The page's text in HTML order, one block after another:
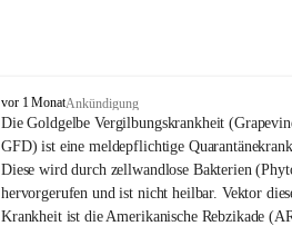
O
s
l
i
p
vor 1 MonatAnkündigung
Die Goldgelbe Vergilbungskrankheit
GFD) ist eine meldepflichtige
Diese wird durch zellwandlose Bakterien
hervorgerufen und ist nicht heilbar. Vektor
Krankheit ist die Amerikanische Rebzikade